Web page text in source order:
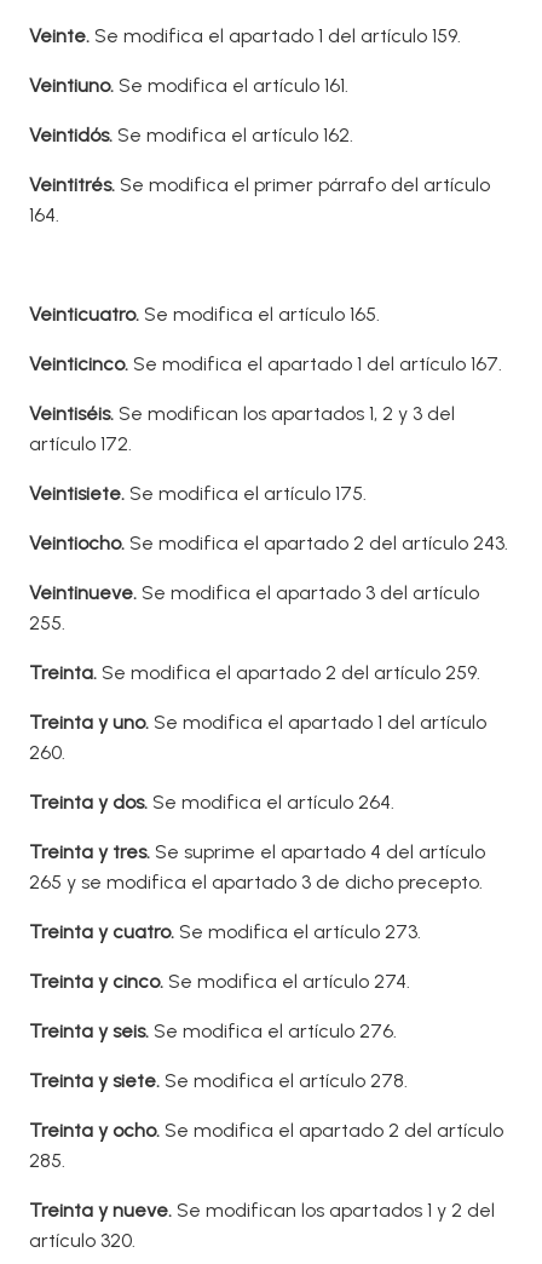
Veinte. Se modifica el apartado 1 del artículo 159.
Veintiuno. Se modifica el artículo 161.
Veintidós. Se modifica el artículo 162.
Veintitrés. Se modifica el primer párrafo del artículo
164.
Veinticuatro. Se modifica el artículo 165.
Veinticinco. Se modifica el apartado 1 del artículo 167.
Veintiséis. Se modifican los apartados 1, 2 y 3 del
artículo 172.
Veintisiete. Se modifica el artículo 175.
Veintiocho. Se modifica el apartado 2 del artículo 243.
Veintinueve. Se modifica el apartado 3 del artículo
255.
Treinta. Se modifica el apartado 2 del artículo 259.
Treinta y uno. Se modifica el apartado 1 del artículo
260.
Treinta y dos. Se modifica el artículo 264.
Treinta y tres. Se suprime el apartado 4 del artículo
265 y se modifica el apartado 3 de dicho precepto.
Treinta y cuatro. Se modifica el artículo 273.
Treinta y cinco. Se modifica el artículo 274.
Treinta y seis. Se modifica el artículo 276.
Treinta y siete. Se modifica el artículo 278.
Treinta y ocho. Se modifica el apartado 2 del artículo
285.
Treinta y nueve. Se modifican los apartados 1 y 2 del
artículo 320.